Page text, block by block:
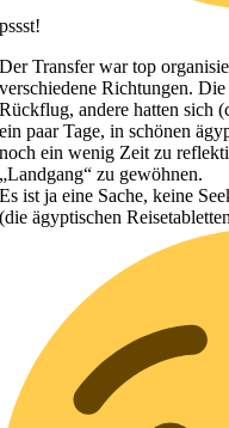
pssst!
Der Transfer war top
verschiedene Richtungen.
Rückflug, andere hatten sich
ein paar Tage, in schönen
noch ein wenig Zeit zu
„Landgang“ zu gewöhnen.
Es ist ja eine Sache, keine
(die ägyptischen